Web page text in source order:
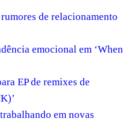
de relacionamento
emocional em ‘When
EP de remixes de
em novas